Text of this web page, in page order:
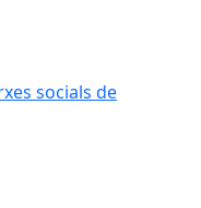
socials de